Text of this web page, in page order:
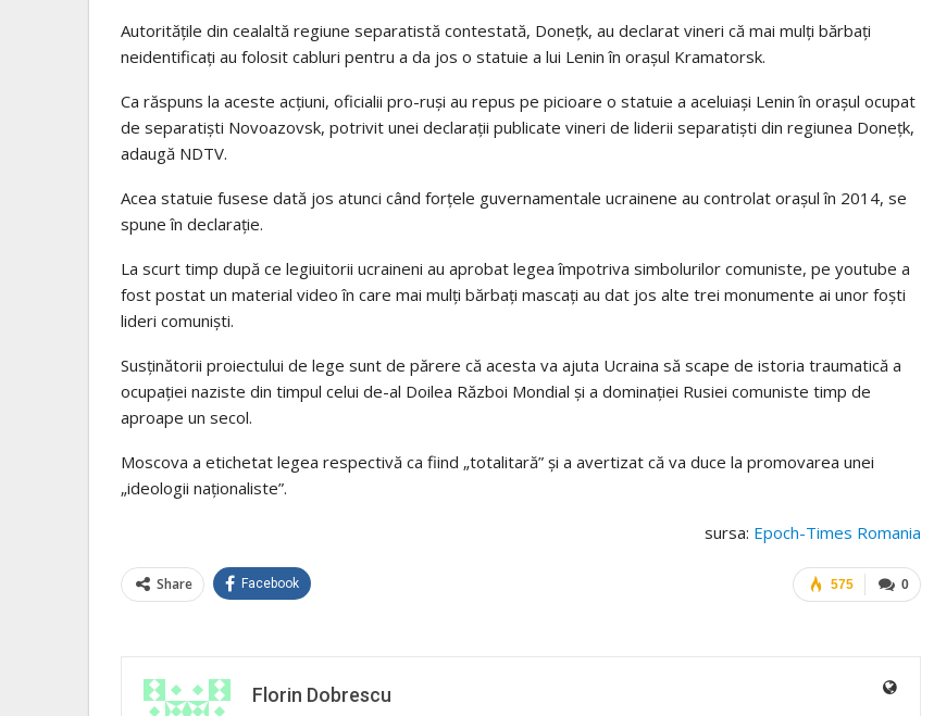
Autorităţile din cealaltă regiune separatistă contestată, Doneţk, au declarat vineri că mai mulţi bărbaţi
neidentificaţi au folosit cabluri pentru a da jos o statuie a lui Lenin în oraşul Kramatorsk.
Ca răspuns la aceste acţiuni, oficialii pro-ruşi au repus pe picioare o statuie a aceluiaşi Lenin în oraşul ocupat
de separatişti Novoazovsk, potrivit unei declaraţii publicate vineri de liderii separatişti din regiunea Doneţk,
adaugă NDTV.
Acea statuie fusese dată jos atunci când forţele guvernamentale ucrainene au controlat oraşul în 2014, se
spune în declaraţie.
La scurt timp după ce legiuitorii ucraineni au aprobat legea împotriva simbolurilor comuniste, pe youtube a
fost postat un material video în care mai mulţi bărbaţi mascaţi au dat jos alte trei monumente ai unor foşti
lideri comunişti.
Susţinătorii proiectului de lege sunt de părere că acesta va ajuta Ucraina să scape de istoria traumatică a
ocupaţiei naziste din timpul celui de-al Doilea Război Mondial şi a dominaţiei Rusiei comuniste timp de
aproape un secol.
Moscova a etichetat legea respectivă ca fiind „totalitară” şi a avertizat că va duce la promovarea unei
„ideologii naţionaliste”.
sursa: Epoch-Times Romania
0
575
Share Facebook
Florin Dobrescu